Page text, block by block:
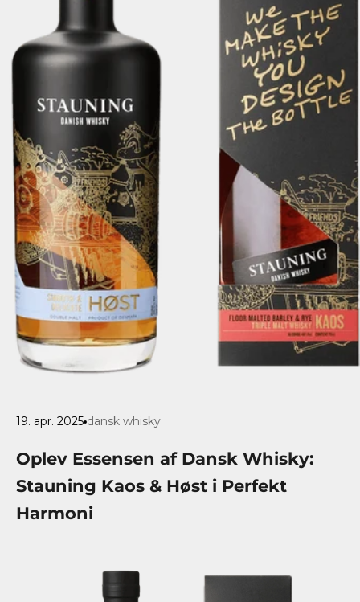
19. apr. 2025 dansk whisky
Oplev Essensen af Dansk Whisky:
Stauning Kaos & Høst i Perfekt
Harmoni